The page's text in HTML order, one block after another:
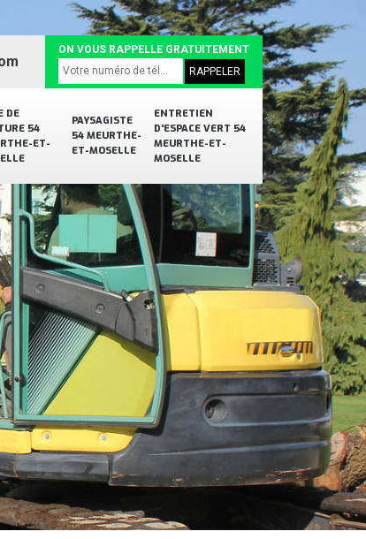
DE
54
ET-
PAYSAGISTE
54 MEURTHE-
ET-MOSELLE
ENTRETIEN
D'ESPACE VERT 54
MEURTHE-ET-
MOSELLE
ON VOUS RAPPELLE GRATUITEMENT